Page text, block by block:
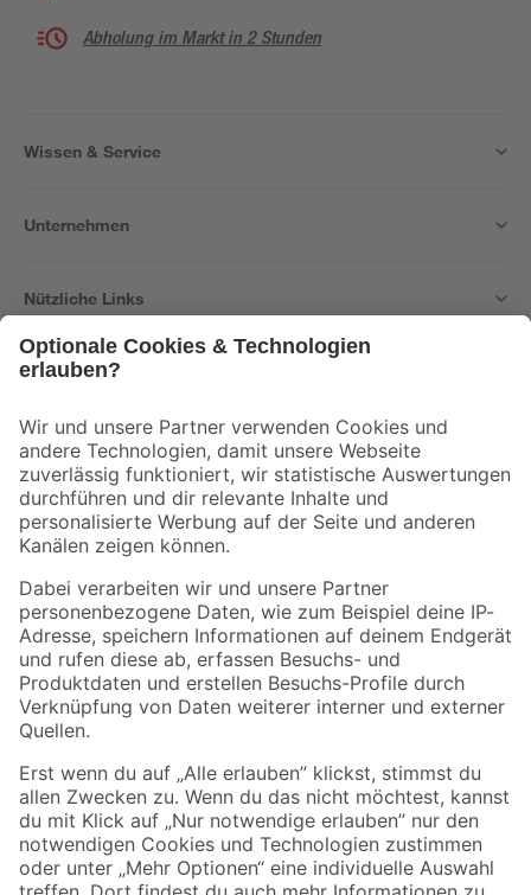
Abholung im Markt in 2 Stunden
Wissen & Service
Unternehmen
Nützliche Links
Der toom Newsletter: Keine Angebote und Aktionen mehr verpassen!
Zur Newsletter Anmeldung
Folge uns
Zahlungsarten Versandarten
Sicher einkaufen
Jetzt die toom-App herunterladen